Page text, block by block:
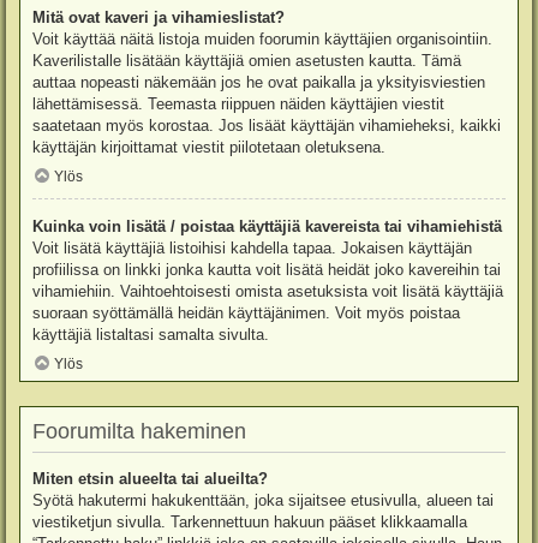
Mitä ovat kaveri ja vihamieslistat?
Voit käyttää näitä listoja muiden foorumin käyttäjien organisointiin.
Kaverilistalle lisätään käyttäjiä omien asetusten kautta. Tämä
auttaa nopeasti näkemään jos he ovat paikalla ja yksityisviestien
lähettämisessä. Teemasta riippuen näiden käyttäjien viestit
saatetaan myös korostaa. Jos lisäät käyttäjän vihamieheksi, kaikki
käyttäjän kirjoittamat viestit piilotetaan oletuksena.
Ylös
Kuinka voin lisätä / poistaa käyttäjiä kavereista tai vihamiehistä
Voit lisätä käyttäjiä listoihisi kahdella tapaa. Jokaisen käyttäjän
profiilissa on linkki jonka kautta voit lisätä heidät joko kavereihin tai
vihamiehiin. Vaihtoehtoisesti omista asetuksista voit lisätä käyttäjiä
suoraan syöttämällä heidän käyttäjänimen. Voit myös poistaa
käyttäjiä listaltasi samalta sivulta.
Ylös
Foorumilta hakeminen
Miten etsin alueelta tai alueilta?
Syötä hakutermi hakukenttään, joka sijaitsee etusivulla, alueen tai
viestiketjun sivulla. Tarkennettuun hakuun pääset klikkaamalla